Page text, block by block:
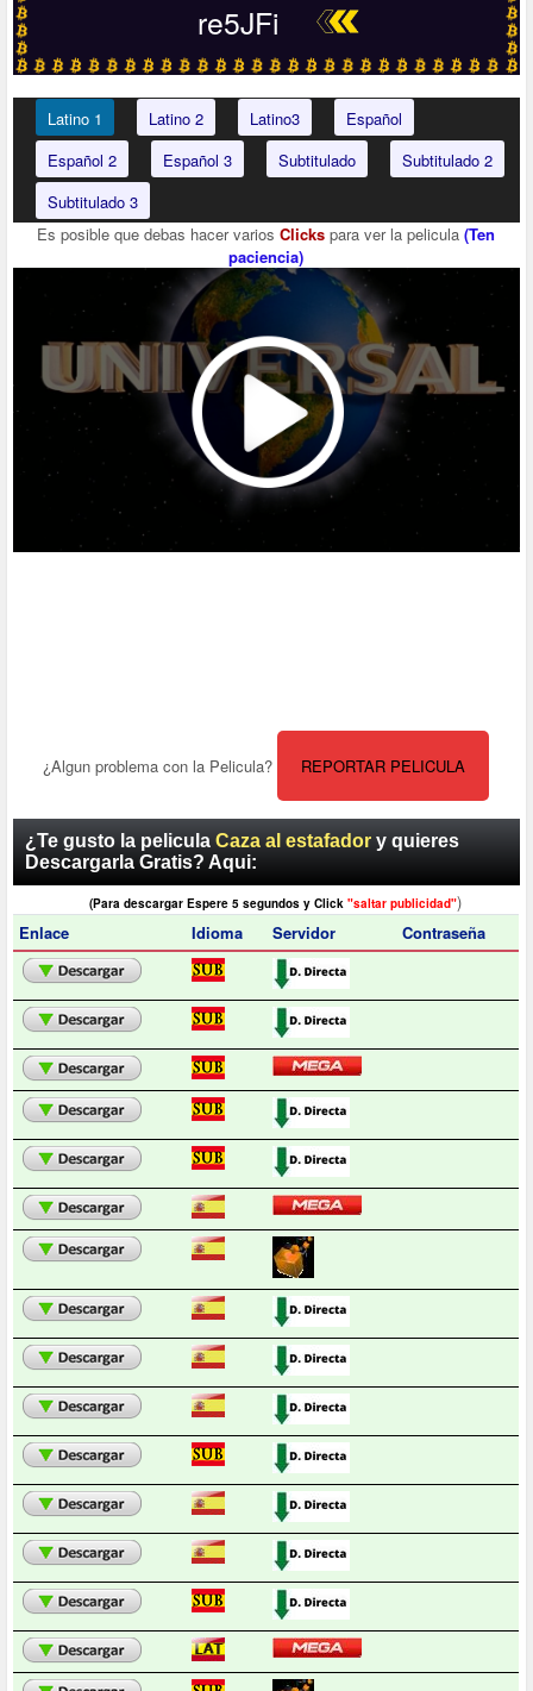
re5JFi
Latino 1 Latino 2 Latino3
Español
Español 2
Español 3 Subtitulado
Subtitulado 2
Subtitulado 3
Es posible que debas hacer variosClicks para ver la pelicula(Ten
paciencia)
¿Algun problema con la Pelicula? REPORTAR PELICULA
¿Te gusto la peliculaCaza al estafador y quieres
Descargarla Gratis? Aqui:
(Para descargar Espere 5 segundos y Click "saltar publicidad")
Enlace
Idioma Servidor Contraseña